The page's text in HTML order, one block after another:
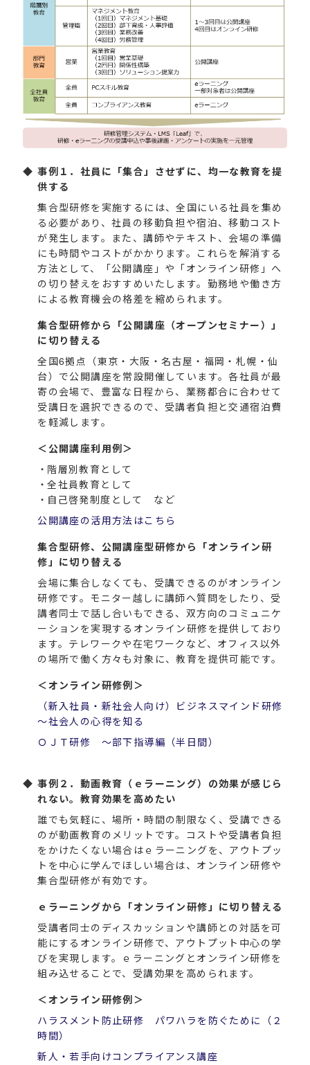
事例１．社員に「集合」させずに、均一な教育を提
供する
集合型研修を実施するには、全国にいる社員を集め
る必要があり、社員の移動負担や宿泊、移動コスト
が発生します。また、講師やテキスト、会場の準備
にも時間やコストがかかります。これらを解消する
方法として、「公開講座」や「オンライン研修」へ
の切り替えをおすすめいたします。勤務地や働き方
による教育機会の格差を縮められます。
集合型研修から「公開講座（オープンセミナー）」
に切り替える
全国6拠点（東京・大阪・名古屋・福岡・札幌・仙
台）で公開講座を常設開催しています。各社員が最
寄の会場で、豊富な日程から、業務都合に合わせて
受講日を選択できるので、受講者負担と交通宿泊費
を軽減します。
＜公開講座利用例＞
階層別教育として
全社員教育として
自己啓発制度として など
公開講座の活用方法はこちら
集合型研修、公開講座型研修から「オンライン研
修」に切り替える
会場に集合しなくても、受講できるのがオンライン
研修です。モニター越しに講師へ質問をしたり、受
講者同士で話し合いもできる、双方向のコミュニケ
ーションを実現するオンライン研修を提供しており
ます。テレワークや在宅ワークなど、オフィス以外
の場所で働く方々も対象に、教育を提供可能です。
＜オンライン研修例＞
（新入社員・新社会人向け）ビジネスマインド研修
～社会人の心得を知る
ＯＪＴ研修 ～部下指導編（半日間）
事例２．動画教育（ｅラーニング）の効果が感じら
れない。教育効果を高めたい
誰でも気軽に、場所・時間の制限なく、受講できる
のが動画教育のメリットです。コストや受講者負担
をかけたくない場合はｅラーニングを、アウトプッ
トを中心に学んでほしい場合は、オンライン研修や
集合型研修が有効です。
ｅラーニングから「オンライン研修」に切り替える
受講者同士のディスカッションや講師との対話を可
能にするオンライン研修で、アウトプット中心の学
びを実現します。ｅラーニングとオンライン研修を
組み込せることで、受講効果を高められます。
＜オンライン研修例＞
ハラスメント防止研修 パワハラを防ぐために（２
時間）
新人・若手向けコンプライアンス講座